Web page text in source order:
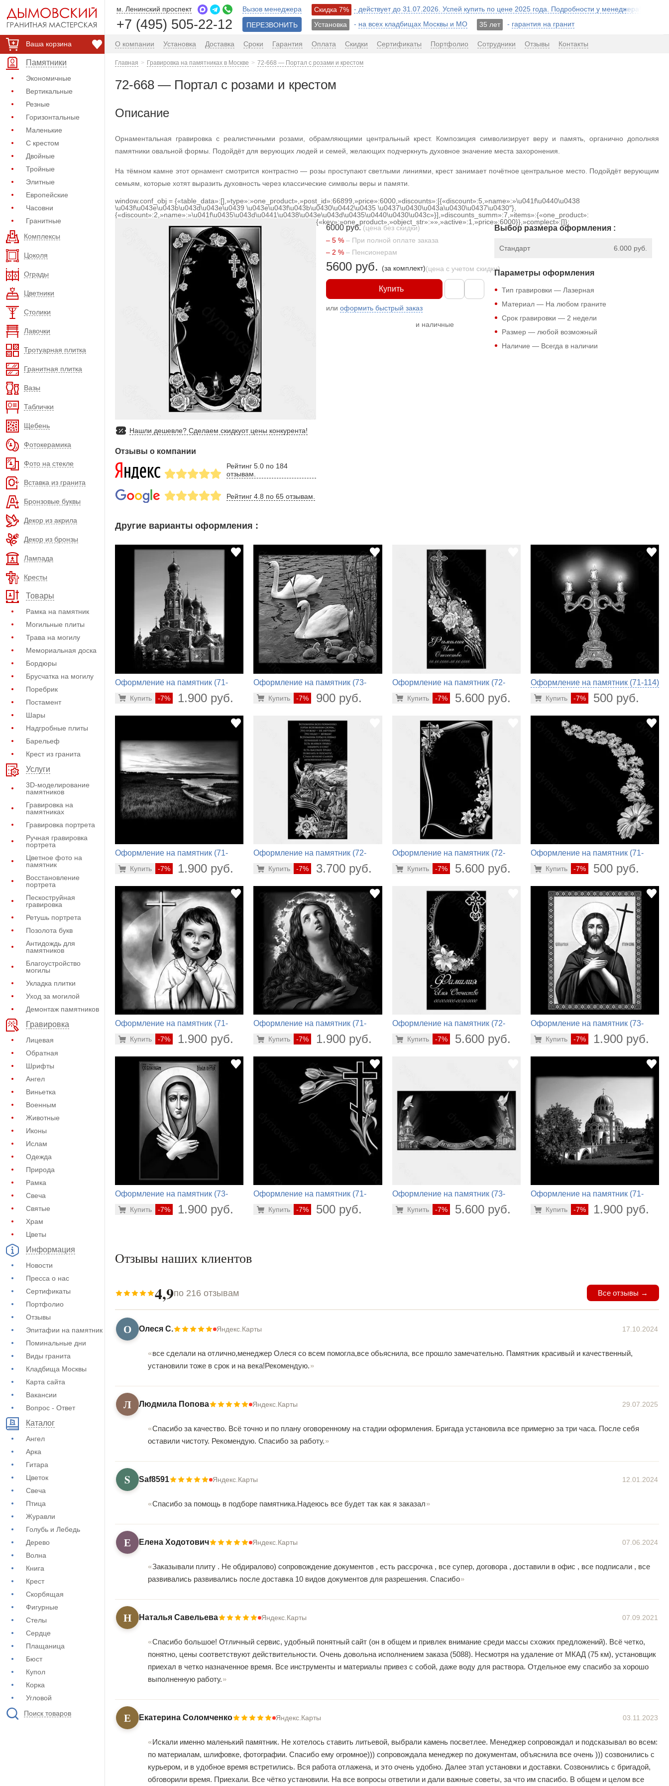
Ваша корзина
Памятники
Экономичные
Вертикальные
Резные
Горизонтальные
Маленькие
С крестом
Двойные
Тройные
Элитные
Европейские
Часовни
Гранитные
Комплексы
Цоколя
Ограды
Цветники
Столики
Лавочки
Тротуарная плитка
Гранитная плитка
Вазы
Таблички
Щебень
Фотокерамика
Фото на стекле
Вставка из гранита
Бронзовые буквы
Декор из акрила
Декор из бронзы
Лампада
Кресты
Товары
Рамка на памятник
Могильные плиты
Трава на могилу
Мемориальная доска
Бордюры
Брусчатка на могилу
Поребрик
Постамент
Шары
Надгробные плиты
Барельеф
Крест из гранита
Услуги
3D-моделирование
памятников
Гравировка на
памятниках
Гравировка портрета
Ручная гравировка
портрета
Цветное фото на
памятник
Восстановление
портрета
Пескоструйная
гравировка
Ретушь портрета
Позолота букв
Антидождь для
памятников
Благоустройство
могилы
Укладка плитки
Уход за могилой
Демонтаж памятников
Гравировка
Лицевая
Обратная
Шрифты
Ангел
Виньетка
Военным
Животные
Иконы
Ислам
Одежда
Природа
Рамка
Свеча
Святые
Храм
Цветы
Информация
Новости
Пресса о нас
Сертификаты
Портфолио
Отзывы
Эпитафии на памятник
Поминальные дни
Виды гранита
Кладбища Москвы
Карта сайта
Вакансии
Вопрос - Ответ
Каталог
Ангел
Арка
Гитара
Цветок
Свеча
Птица
Журавли
Голубь и Лебедь
Дерево
Волна
Книга
Крест
Скорбящая
Фигурные
Стелы
Сердце
Плащаница
Бюст
Купол
Корка
Угловой
Поиск товаров
м. Ленинский проспект
+7 (495) 505-22-12
Вызов менеджера
ПЕРЕЗВОНИТЬ
Скидка 7%
- действует до 31.07.2026. Успей купить по цене 2025 года. Подробности у менеджера!
Установка
- на всех кладбищах Москвы и МО 35 лет - гарантия на гранит
О компании Установка Доставка Сроки Гарантия Оплата Скидки Сертификаты Портфолио Сотрудники Отзывы Контакты
Главная Гравировка на памятниках в Москве 72-668 — Портал с розами и крестом
72-668 — Портал с розами и крестом
Описание
Орнаментальная гравировка с реалистичными розами, обрамляющими центральный крест. Композиция символизирует веру и память, органично дополняя
памятники овальной формы. Подойдёт для верующих людей и семей, желающих подчеркнуть духовное значение места захоронения.
На тёмном камне этот орнамент смотрится контрастно — розы проступают светлыми линиями, крест занимает почётное центральное место. Подойдёт верующим
семьям, которые хотят выразить духовность через классические символы веры и памяти.
window.conf_obj = {«table_data»:[],»type»:»one_product»,»post_id»:66899,»price»:6000,»discounts»:[{«discount»:5,»name»:»\u041f\u0440\u0438
\u043f\u043e\u043b\u043d\u043e\u0439 \u043e\u043f\u043b\u0430\u0442\u0435 \u0437\u0430\u043a\u0430\u0437\u0430″},
{«discount»:2,»name»:»\u041f\u0435\u043d\u0441\u0438\u043e\u043d\u0435\u0440\u0430\u043c»}],»discounts_summ»:7,»items»:{«one_product»:
{«key»:»one_product»,»object_str»:»»,»active»:1,»price»:6000}},»complect»:[]};
Нашли дешевле? Сделаем скидкуот цены конкурента!
Отзывы о компании
Рейтинг 5.0 по 184
отзывам.
Рейтинг 4.8 по 65 отзывам.
6000 руб. (цена без скидки)
– 5 % – При полной оплате заказа
– 2 % – Пенсионерам
5600 руб. (за комплект)(цена с учетом скидки)
Купить
илиоформить быстрый заказ
и наличные
Выбор размера оформления :
6.000 руб.
Стандарт
Параметры оформления
Тип гравировки — Лазерная
Материал — На любом граните
Срок гравировки — 2 недели
Размер — любой возможный
Наличие — Всегда в наличии
Другие варианты оформления :
Оформление на памятник (71-
-7% 1.900 руб.
Купить
Оформление на памятник (73-
-7% 900 руб.
Купить
Оформление на памятник (72-
-7% 5.600 руб.
Купить
Оформление на памятник (71-114)
-7% 500 руб.
Купить
Оформление на памятник (71-
-7% 1.900 руб.
Купить
Оформление на памятник (72-
-7% 3.700 руб.
Купить
Оформление на памятник (72-
-7% 5.600 руб.
Купить
Оформление на памятник (71-
-7% 500 руб.
Купить
Оформление на памятник (71-
-7% 1.900 руб.
Купить
Оформление на памятник (71-
-7% 1.900 руб.
Купить
Оформление на памятник (72-
-7% 5.600 руб.
Купить
Оформление на памятник (73-
-7% 1.900 руб.
Купить
Оформление на памятник (73-
-7% 1.900 руб.
Купить
Оформление на памятник (71-
-7% 500 руб.
Купить
Оформление на памятник (73-
-7% 5.600 руб.
Купить
Оформление на памятник (71-
-7% 1.900 руб.
Купить
Отзывы наших клиентов
4,9по 216 отзывам Все отзывы →
О Олеся С. Яндекс.Карты 17.10.2024
все сделали на отлично,менеджер Олеся со всем помогла,все обьяснила, все прошло замечательно. Памятник красивый и качественный,
установили тоже в срок и на века!Рекомендую.
Л Людмила Попова Яндекс.Карты 29.07.2025
Спасибо за качество. Всё точно и по плану оговоренному на стадии оформления. Бригада установила все примерно за три часа. После себя
оставили чистоту. Рекомендую. Спасибо за работу.
S Saf8591 Яндекс.Карты 12.01.2024
Спасибо за помощь в подборе памятника.Надеюсь все будет так как я заказал
Е Елена Ходотович Яндекс.Карты 07.06.2024
Заказывали плиту . Не обдиралово) сопровождение документов , есть рассрочка , все супер, договора , доставили в офис , все подписали , все
развивались развивались после доставка 10 видов документов для разрешения. Спасибо
Н Наталья Савельева Яндекс.Карты 07.09.2021
Спасибо большое! Отличный сервис, удобный понятный сайт (он в общем и привлек внимание среди массы схожих предложений). Всё четко,
понятно, цены соответствуют действительности. Очень довольна исполнением заказа (5088). Несмотря на удаление от МКАД (75 км), установщик
приехал в четко назначенное время. Все инструменты и материалы привез с собой, даже воду для раствора. Отдельное ему спасибо за хорошо
выполненную работу.
Е Екатерина Соломченко Яндекс.Карты 03.11.2023
Искали именно маленький памятник. Не хотелось ставить литьевой, выбрали камень посветлее. Менеджер сопровождал и подсказывал во всем:
по материалам, шлифовке, фотографии. Спасибо ему огромное))) сопровождала менеджер по документам, объяснила все очень ))) созвонились с
курьером, и в удобное время встретились. Вся работа отлажена, и это очень удобно. Далее этап установки и доставки. Созвонились с бригадой,
обговорили время. Приехали. Все чётко установили. На все вопросы ответили и дали важные советы, за что им спасибо. В общем и целом все